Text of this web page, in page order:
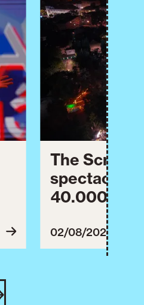
The Script
40.000 de
împreună
02/08/2026